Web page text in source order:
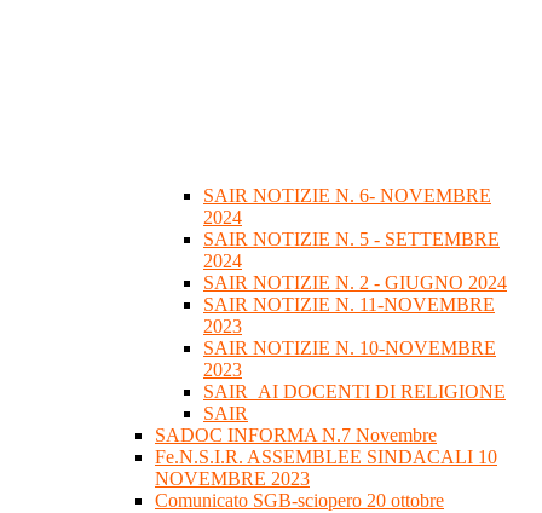
SAIR NOTIZIE N. 6- NOVEMBRE
2024
SAIR NOTIZIE N. 5 - SETTEMBRE
2024
SAIR NOTIZIE N. 2 - GIUGNO 2024
SAIR NOTIZIE N. 11-NOVEMBRE
2023
SAIR NOTIZIE N. 10-NOVEMBRE
2023
SAIR_AI DOCENTI DI RELIGIONE
SAIR
SADOC INFORMA N.7 Novembre
Fe.N.S.I.R. ASSEMBLEE SINDACALI 10
NOVEMBRE 2023
Comunicato SGB-sciopero 20 ottobre